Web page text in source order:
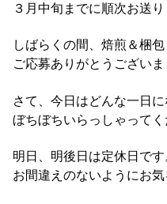
３月中旬までに順次お送り
しばらくの間、焙煎＆梱
ご応募ありがとうございま
さて、今日はどんな一日
ぼちぼちいらっしゃってく
明日、明後日は定休日です
お間違えのないようにお気